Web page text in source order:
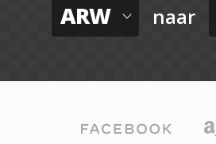
ARW naar